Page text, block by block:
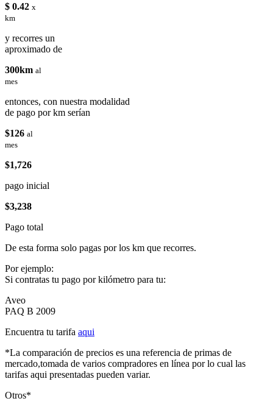
$ 0.42 x
km
y recorres un
aproximado de
300km al
mes
entonces, con nuestra modalidad
de pago por km serían
$126 al
mes
$1,726
pago inicial
$3,238
Pago total
De esta forma solo pagas por los km que recorres.
Por ejemplo:
Si contratas tu pago por kilómetro para tu:
Aveo
PAQ B 2009
Encuentra tu tarifa aqui
*La comparación de precios es una referencia de primas de
mercado,tomada de varios compradores en línea por lo cual las
tarifas aqui presentadas pueden variar.
Otros*